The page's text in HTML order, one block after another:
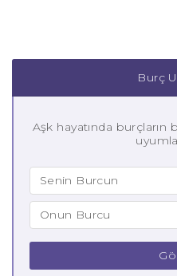
Burç
Aşk hayatında